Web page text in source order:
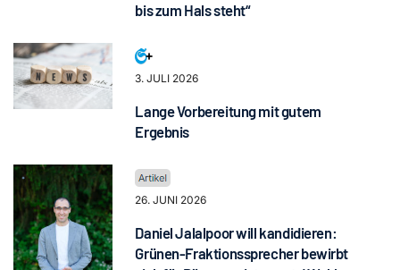
bis zum Hals steht“
3. JULI 2026
Lange Vorbereitung mit gutem
Ergebnis
26. JUNI 2026
Daniel Jalalpoor will kandidieren:
Grünen-Fraktionssprecher bewirbt